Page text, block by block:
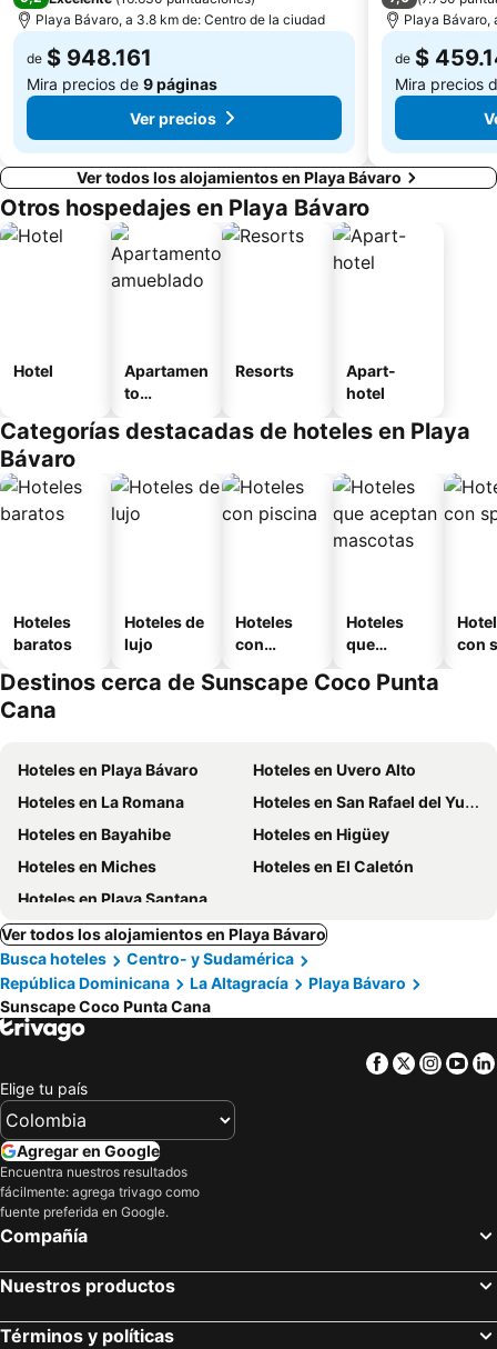
Playa Bávaro, a 3.8 km de: Centro de la ciudad
de $ 948.161
Mira precios de 9 páginas
Ver precios
Playa Bávaro,
de $
Mira precios
Ver todos los alojamientos en Playa Bávaro
Otros hospedajes en Playa Bávaro
Hotel
Apartamen
to
o
Resorts
Apart-
hotel
Categorías destacadas de hoteles en Playa
Bávaro
Hoteles
baratos
Hoteles de
lujo
Hoteles
con
Hoteles
que
mascotas
con
Destinos cerca de Sunscape Coco Punta
Cana
Hoteles en Playa Bávaro
Hoteles en Uvero Alto
Hoteles en La Romana
Hoteles en San Rafael del Yuma
Hoteles en Bayahibe
Hoteles en Higüey
Hoteles en Miches
Hoteles en El Caletón
Hoteles en Playa Santana
Ver todos los alojamientos en Playa Bávaro
Busca hoteles
Centro- y Sudamérica
República Dominicana
La Altagracía
Playa Bávaro
Sunscape Coco Punta Cana
Facebook
Twitter
Elige tu país
Agregar en Google
Encuentra nuestros resultados
fácilmente: agrega trivago como
fuente preferida en Google.
Compañía
Nuestros productos
Términos y políticas